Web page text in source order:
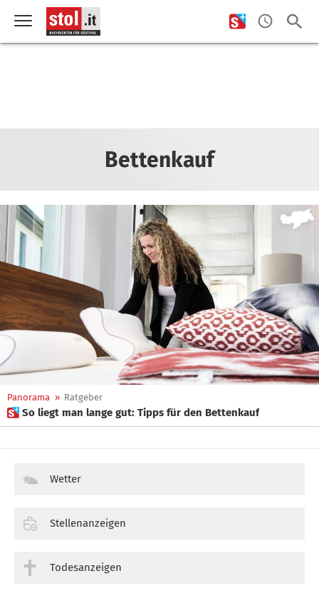
Bettenkauf
Panorama » Ratgeber
 So liegt man lange gut: Tipps für den Bettenkauf
Wetter
Stellenanzeigen
Todesanzeigen